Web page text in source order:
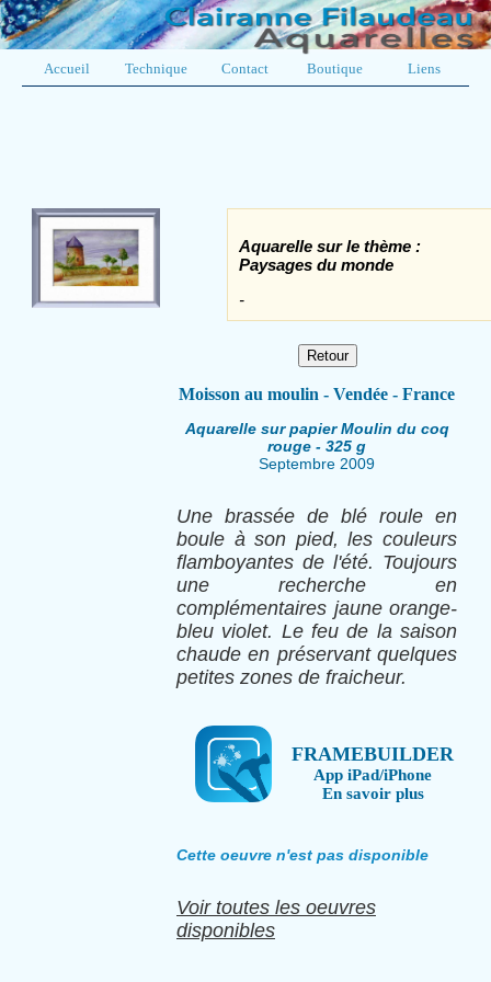
Accueil Technique Contact Boutique Liens
Aquarelle sur le thème :
Paysages du monde
-
Moisson au moulin - Vendée - France
Aquarelle sur papier Moulin du coq
rouge - 325 g
Septembre 2009
Une brassée de blé roule en
boule à son pied, les couleurs
flamboyantes de l'été. Toujours
une recherche en
complémentaires jaune orange-
bleu violet. Le feu de la saison
chaude en préservant quelques
petites zones de fraicheur.
FRAMEBUILDER
App iPad/iPhone
En savoir plus
Cette oeuvre n'est pas disponible
Voir toutes les oeuvres
disponibles